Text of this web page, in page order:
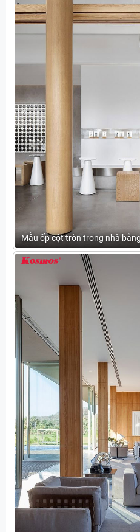
Mẫu ốp cột tròn trong nhà